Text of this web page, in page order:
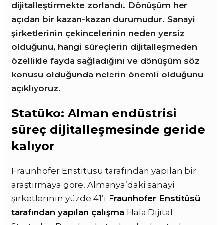
dijitalleştirmekte zorlandı. Dönüşüm her
açıdan bir kazan-kazan durumudur. Sanayi
şirketlerinin çekincelerinin neden yersiz
olduğunu, hangi süreçlerin dijitalleşmeden
özellikle fayda sağladığını ve dönüşüm söz
konusu olduğunda nelerin önemli olduğunu
açıklıyoruz.
Statüko: Alman endüstrisi
süreç dijitalleşmesinde geride
kalıyor
Fraunhofer Enstitüsü tarafından yapılan bir
araştırmaya göre, Almanya’daki sanayi
şirketlerinin yüzde 41’i Fraunhofer Enstitüsü
tarafından yapılan çalışma Hala Dijital